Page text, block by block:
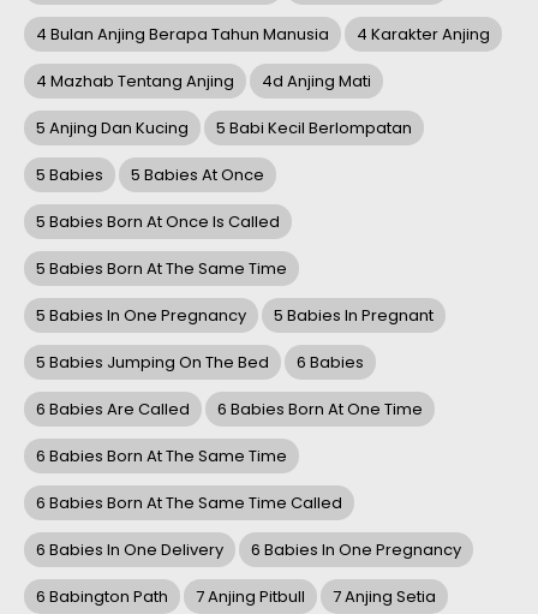
4 Bulan Anjing Berapa Tahun Manusia 4 Karakter Anjing
4 Mazhab Tentang Anjing 4d Anjing Mati
5 Anjing Dan Kucing 5 Babi Kecil Berlompatan
5 Babies 5 Babies At Once
5 Babies Born At Once Is Called
5 Babies Born At The Same Time
5 Babies In One Pregnancy 5 Babies In Pregnant
5 Babies Jumping On The Bed 6 Babies
6 Babies Are Called 6 Babies Born At One Time
6 Babies Born At The Same Time
6 Babies Born At The Same Time Called
6 Babies In One Delivery 6 Babies In One Pregnancy
6 Babington Path 7 Anjing Pitbull 7 Anjing Setia